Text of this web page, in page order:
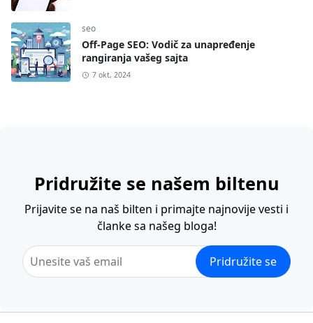
seo
Off-Page SEO: Vodič za unapređenje
rangiranja vašeg sajta
7 okt, 2024
Pridružite se našem biltenu
Prijavite se na naš bilten i primajte najnovije vesti i
članke sa našeg bloga!